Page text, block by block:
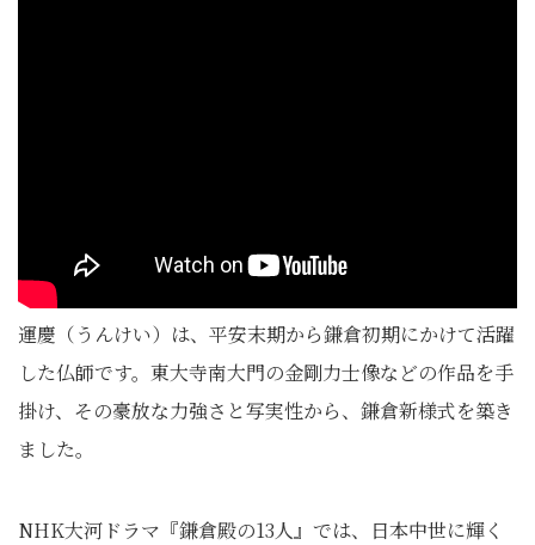
運慶（うんけい）は、平安末期から鎌倉初期にかけて活躍
した仏師です。東大寺南大門の金剛力士像などの作品を手
掛け、その豪放な力強さと写実性から、鎌倉新様式を築き
ました。
NHK大河ドラマ『鎌倉殿の13人』では、日本中世に輝く